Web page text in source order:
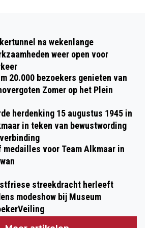
BLAAST 80 KAARSJES
DE POEPIE!
VOOR VRIJDAG DE 13E
na wekenlange
weer open voor
20.000 bezoekers genieten van
Zomer op het Plein
herdenking 15 augustus 1945 in
in teken van bewustwording
medailles voor Team Alkmaar in
streekdracht herleeft
modeshow bij Museum